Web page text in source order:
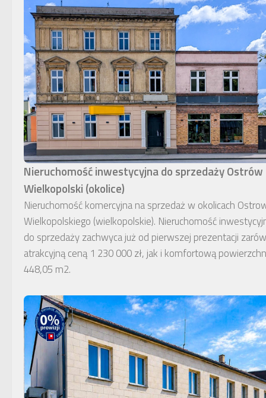
Nieruchomość inwestycyjna do sprzedaży Ostrów
Wielkopolski (okolice)
Nieruchomość komercyjna na sprzedaż w okolicach
Wielkopolskiego (wielkopolskie). Nieruchomość
do sprzedaży zachwyca już od pierwszej prezentacji
atrakcyjną ceną 1 230 000 zł, jak i komfortową
448,05 m2.